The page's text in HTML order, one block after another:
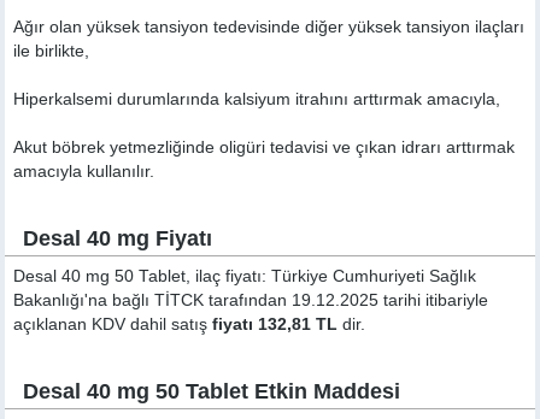
Ağır olan yüksek tansiyon tedevisinde diğer yüksek tansiyon ilaçları
ile birlikte,
Hiperkalsemi durumlarında kalsiyum itrahını arttırmak amacıyla,
Akut böbrek yetmezliğinde oligüri tedavisi ve çıkan idrarı arttırmak
amacıyla kullanılır.
Desal 40 mg Fiyatı
Desal 40 mg 50 Tablet, ilaç fiyatı: Türkiye Cumhuriyeti Sağlık
Bakanlığı'na bağlı TİTCK tarafından 19.12.2025 tarihi itibariyle
açıklanan KDV dahil satışfiyatı 132,81 TL dir.
Desal 40 mg 50 Tablet Etkin Maddesi